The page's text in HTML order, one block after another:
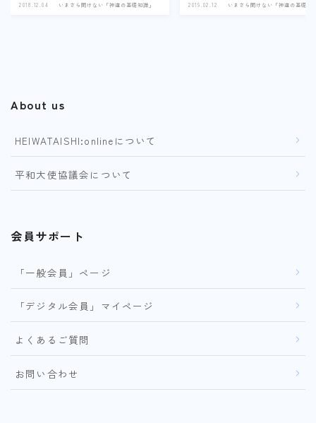
2018.12.04 いまさら聞けない「神道の基礎知識」 2019.02.12 いまさら聞けない「神道の基礎知
About us
HEIWATAISHI:onlineについて
平和大使協議会について
会員サポート
「一般会員」ページ
「デジタル会員」マイページ
よくあるご質問
お問い合わせ